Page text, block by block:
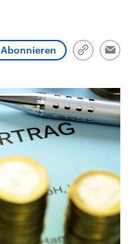
Abonnieren
Link